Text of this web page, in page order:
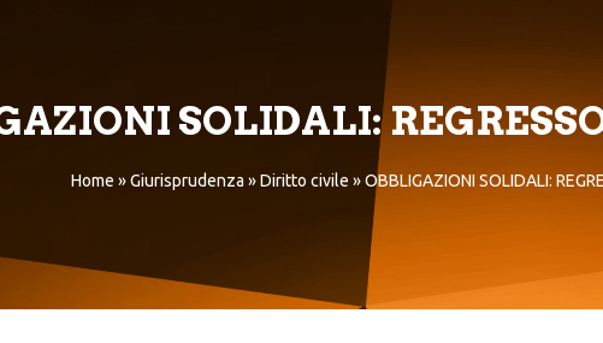
SOLIDALI:
Home »Giurisprudenza »Diritto civile »OBBLIGAZIONI SOLIDALI: